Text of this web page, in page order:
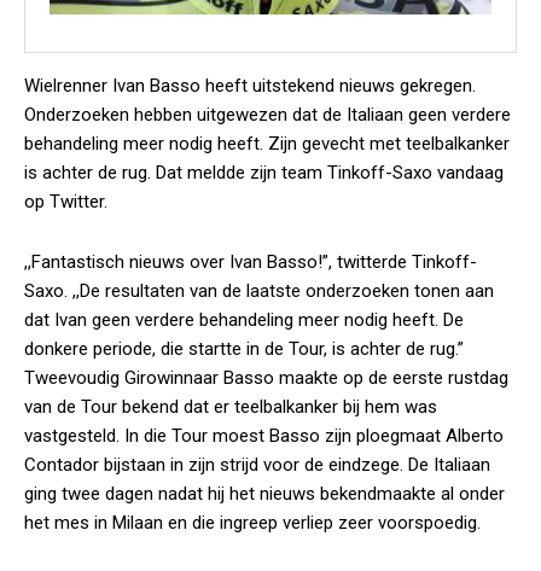
Wielrenner Ivan Basso heeft uitstekend nieuws gekregen.
Onderzoeken hebben uitgewezen dat de Italiaan geen verdere
behandeling meer nodig heeft. Zijn gevecht met teelbalkanker
is achter de rug. Dat meldde zijn team Tinkoff-Saxo vandaag
op Twitter.
,,Fantastisch nieuws over Ivan Basso!”, twitterde Tinkoff-
Saxo. ,,De resultaten van de laatste onderzoeken tonen aan
dat Ivan geen verdere behandeling meer nodig heeft. De
donkere periode, die startte in de Tour, is achter de rug.”
Tweevoudig Girowinnaar Basso maakte op de eerste rustdag
van de Tour bekend dat er teelbalkanker bij hem was
vastgesteld. In die Tour moest Basso zijn ploegmaat Alberto
Contador bijstaan in zijn strijd voor de eindzege. De Italiaan
ging twee dagen nadat hij het nieuws bekendmaakte al onder
het mes in Milaan en die ingreep verliep zeer voorspoedig.